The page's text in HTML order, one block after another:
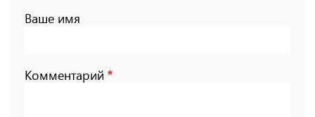
Ваше имя
Комментарий